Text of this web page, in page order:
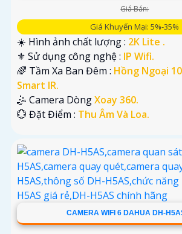
Giá Bán:
Giá Khuyến Mại: 5%-35%
☀️ Hình ảnh chất lượng : 2K Lite .
⚜️ Sử dụng công nghệ : IP Wifi.
🌈 Tầm Xa Ban Đêm : Hồng Ngoại
Smart IR.
🤹 Camera DòngXoay 360.
️💮 Đặt Điểm : Thu Âm Và Loa.
CAMERA WIFI 6 DAHUA DH-